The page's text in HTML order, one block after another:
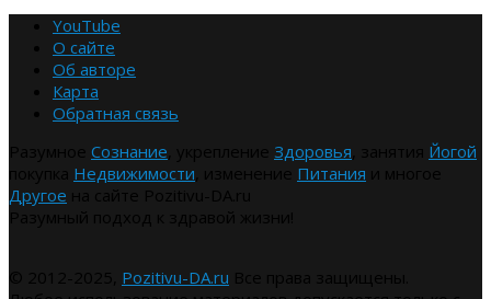
YouTube
О сайте
Об авторе
Карта
Обратная связь
Сознание Здоровья
Йогой
Недвижимости Питания
Другое
Pozitivu-DA.ru